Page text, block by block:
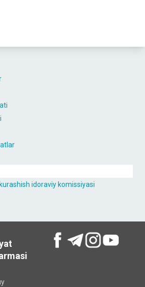
idoraviy komissiyasi